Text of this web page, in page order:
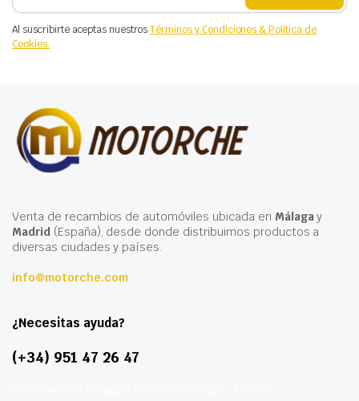
Al suscribirte aceptas nuestrosTérminos y Condiciones & Política de
Cookies.
Venta de recambios de automóviles ubicada en Málagay
Madrid(España), desde donde distribuimos productos a
diversas ciudades y países.
info@motorche.com
¿Necesitas ayuda?
(+34) 951 47 26 47